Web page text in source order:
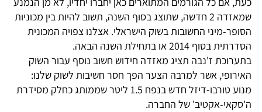
שמאזדה 2 חדשה, שתוצג בסוף השנה, תשוב להיות בין מכוניות
הסופר-מיני החשובות בשוק הישראלי. אצלנו צפויה המכונית
הסדרתית בסוף 2014 או בתחילת השנה הבאה.
בתערוכת ז'נבה תציג מאזדה חידוש חשוב נוסף עבור השוק
האירופי, אשר למרבה הצער הפך חסר חשיבות לשוק שלנו:
מנוע טורבו-דיזל חדש בנפח 1.5 ליטר שממותג כחלק מסידרת
ה'סקאי-אקטיב' של החברה.